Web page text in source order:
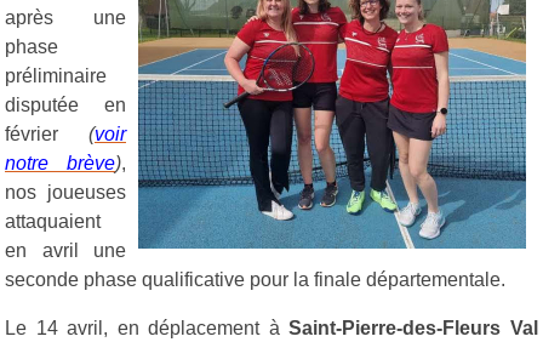
après une
phase
préliminaire
disputée en
février (voir
notre brève),
nos joueuses
attaquaient
en avril une
seconde phase qualificative pour la finale départementale.
Le 14 avril, en déplacement àSaint-Pierre-des-Fleurs Val